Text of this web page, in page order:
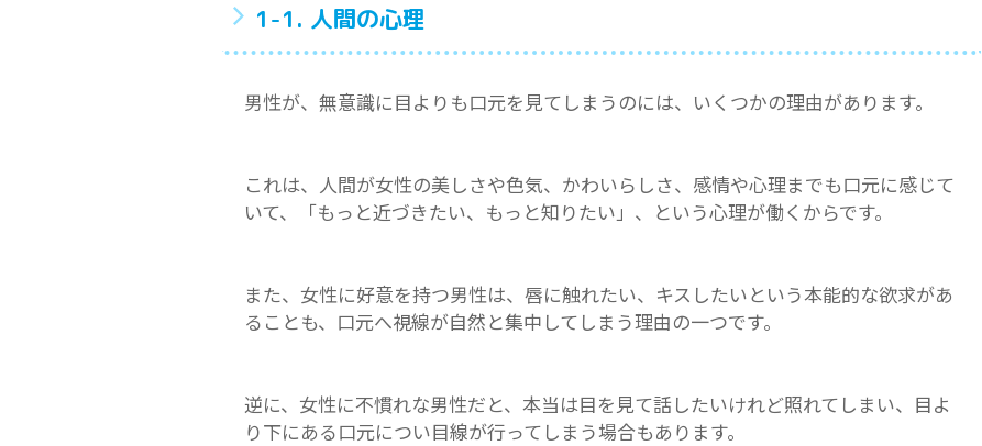
1-1. 人間の心理
男性が、無意識に目よりも口元を見てしまうのには、いくつかの理由があります。
これは、人間が女性の美しさや色気、かわいらしさ、感情や心理までも口元に感じて
いて、「もっと近づきたい、もっと知りたい」、という心理が働くからです。
また、女性に好意を持つ男性は、唇に触れたい、キスしたいという本能的な欲求があ
ることも、口元へ視線が自然と集中してしまう理由の一つです。
逆に、女性に不慣れな男性だと、本当は目を見て話したいけれど照れてしまい、目よ
り下にある口元につい目線が行ってしまう場合もあります。